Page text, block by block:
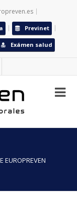
Previnet
Exámen salud
EUROPREVEN